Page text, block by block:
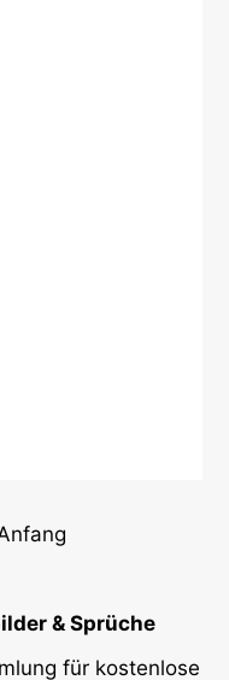
& Sprüche
für kostenlose